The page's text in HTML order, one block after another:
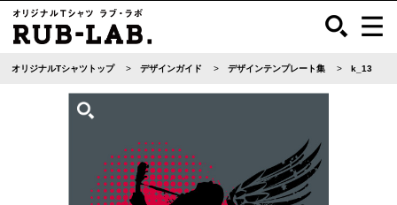
オリジナルTシャツトップ デザインガイド デザインテンプレート集 k_13